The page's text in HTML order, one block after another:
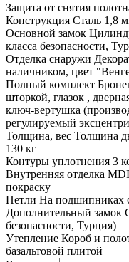
Защита от снятия
Конструкция Сталь 1,8
Основной замок
класса безопасности,
Отделка снаружи
наличником, цвет
Полный комплект
шторкой, глазок ,
ключ-вертушка
регулируемый
Толщина, вес Толщина
130 кг
Контуры уплотнения 3
Внутренняя отделка
покраску
Петли На подшипниках
Дополнительный замок
безопасности, Турция)
Утепление Короб и
базальтовой плитой